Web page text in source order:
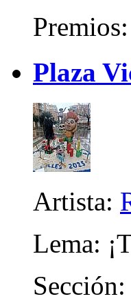
Plaza
Artista:
Lema:
Sección: